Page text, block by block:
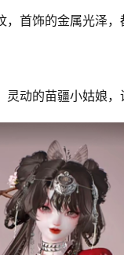
首饰的金属光泽，
动的苗疆小姑娘，